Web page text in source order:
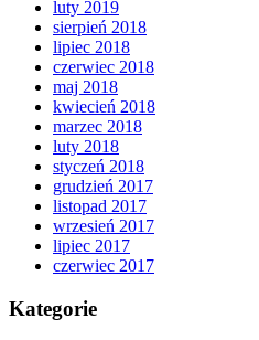
luty 2019
sierpień 2018
lipiec 2018
czerwiec 2018
maj 2018
kwiecień 2018
marzec 2018
luty 2018
styczeń 2018
grudzień 2017
listopad 2017
wrzesień 2017
lipiec 2017
czerwiec 2017
Kategorie